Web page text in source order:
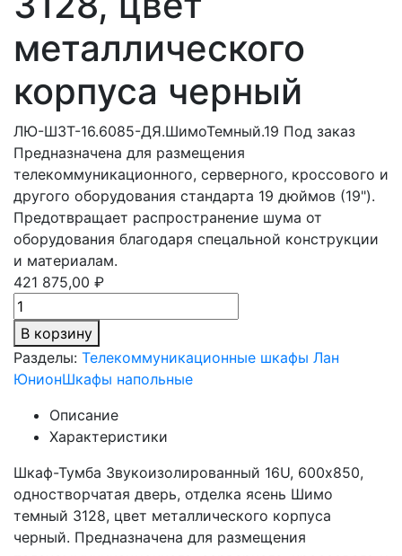
металлического
корпуса черный
ЛЮ-ШЗТ-16.6085-ДЯ.ШимоТемный.19 Под заказ
Предназначена для размещения
телекоммуникационного, серверного, кроссового и
другого оборудования стандарта 19 дюймов (19").
Предотвращает распространение шума от
оборудования благодаря спецальной конструкции
и материалам.
421 875,00 ₽
В корзину
Разделы: Телекоммуникационные шкафы Лан
ЮнионШкафы напольные
Описание
Характеристики
Шкаф-Тумба Звукоизолированный 16U, 600х850,
одностворчатая дверь, отделка ясень Шимо
темный 3128, цвет металлического корпуса
черный. Предназначена для размещения